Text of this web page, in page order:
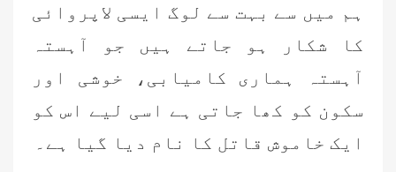
ہم میں سے بہت سے لوگ ایسی لاپروائی
کا شکار ہو جاتے ہیں جو آہستہ
آہستہ ہماری کامیابی، خوشی اور
سکون کو کھا جاتی ہے اسی لیے اس کو
ایک خاموش قاتل کا نام دیا گیا ہے۔